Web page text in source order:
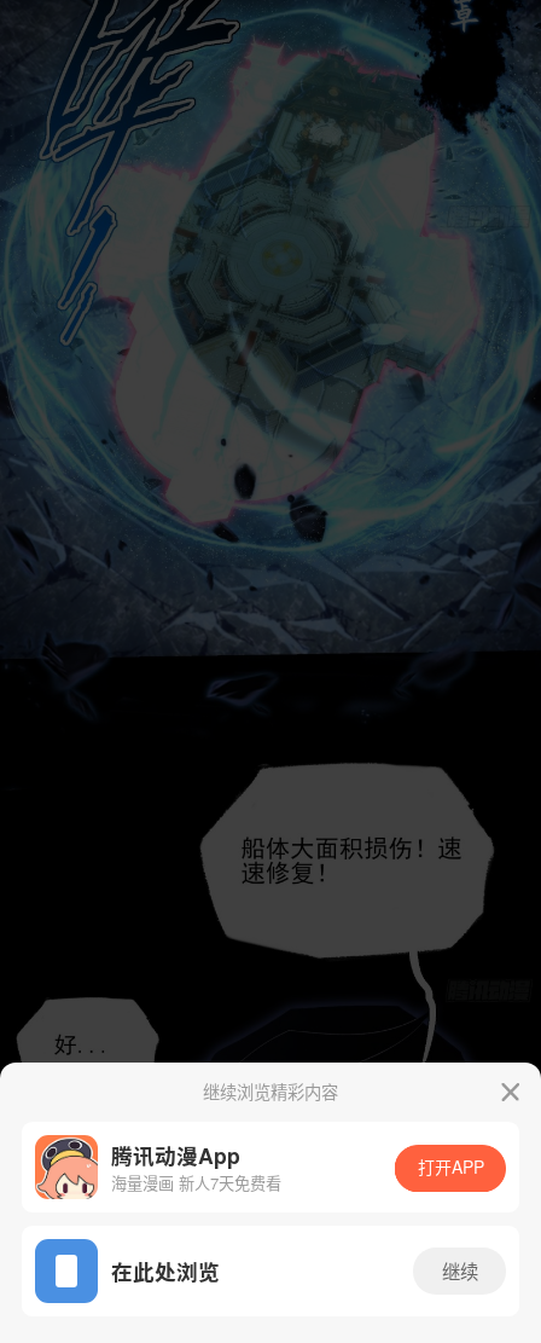
App免费看
继续浏览精彩内容
腾讯动漫App
海量漫画 新人7天免费看
打开APP
在此处浏览 继续